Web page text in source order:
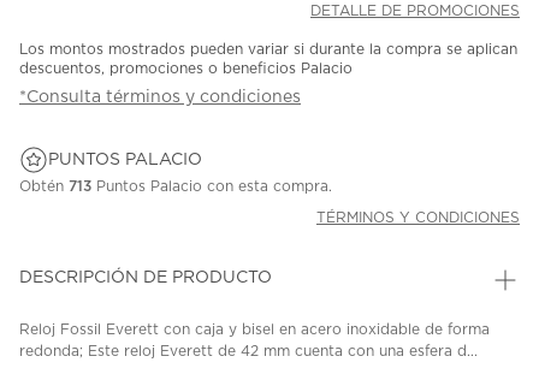
DETALLE DE PROMOCIONES
Los montos mostrados pueden variar si durante la compra se aplican
descuentos, promociones o beneficios Palacio
*Consulta términos y condiciones
PUNTOS PALACIO
Obtén 713 Puntos Palacio con esta compra.
TÉRMINOS Y CONDICIONES
DESCRIPCIÓN DE PRODUCTO
Reloj Fossil Everett con caja y bisel en acero inoxidable de forma
redonda; Este reloj Everett de 42 mm cuenta con una esfera d...